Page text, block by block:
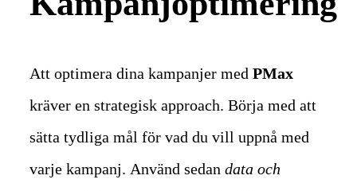
Att optimera dina kampanjer medPMax
kräver en strategisk approach. Börja med att
sätta tydliga mål för vad du vill uppnå med
varje kampanj. Använd sedandata och